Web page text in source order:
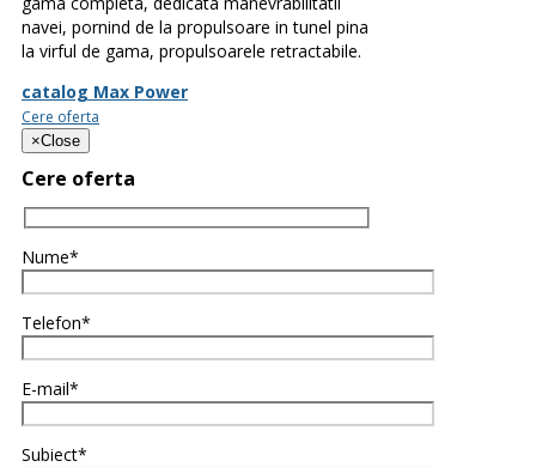
navei, pornind de la propulsoare in tunel pina
la virful de gama, propulsoarele retractabile.
catalog Max Power
Cere oferta
×Close
Cere oferta
Nume*
Telefon*
E-mail*
Subiect*